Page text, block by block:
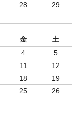
28
29
金
土
4
5
11
12
18
19
25
26